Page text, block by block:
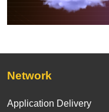
Network
Application Delivery